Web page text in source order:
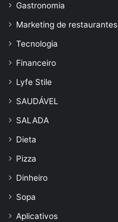
Gastronomia
Marketing de restaurantes
Tecnologia
Financeiro
Lyfe Stile
SAUDÁVEL
SALADA
Dieta
Pizza
Dinheiro
Sopa
Aplicativos